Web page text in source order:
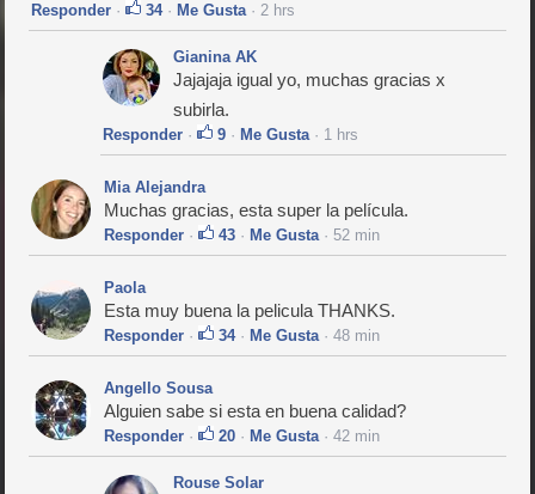
Responder · 34· Me Gusta· 2 hrs
Gianina AK
Jajajaja igual yo, muchas gracias x
subirla.
Responder · 9 · Me Gusta· 1 hrs
Mia Alejandra
Muchas gracias, esta super la película.
Responder · 43 · Me Gusta· 52 min
Paola
Esta muy buena la pelicula THANKS.
Responder · 34· Me Gusta· 48 min
Angello Sousa
Alguien sabe si esta en buena calidad?
Responder · 20 · Me Gusta· 42 min
Rouse Solar